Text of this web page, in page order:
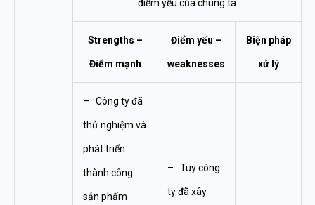
điểm yếu của chúng ta
Strengths –
Điểm mạnh
Điểm yếu –
weaknesses
Biện pháp
xử lý
– Công ty đã
thử nghiệm và
phát triển
thành công
sản phẩm
– Tuy công
ty đã xây